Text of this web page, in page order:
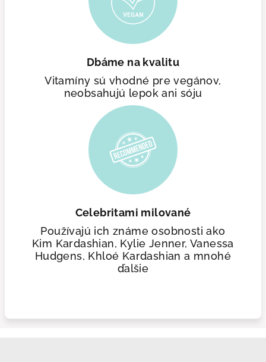
Dbáme na kvalitu
Vitamíny sú vhodné pre vegánov,
neobsahujú lepok ani sóju
Celebritami milované
Používajú ich známe osobnosti ako
Kim Kardashian, Kylie Jenner, Vanessa
Hudgens, Khloé Kardashian a mnohé
ďalšie